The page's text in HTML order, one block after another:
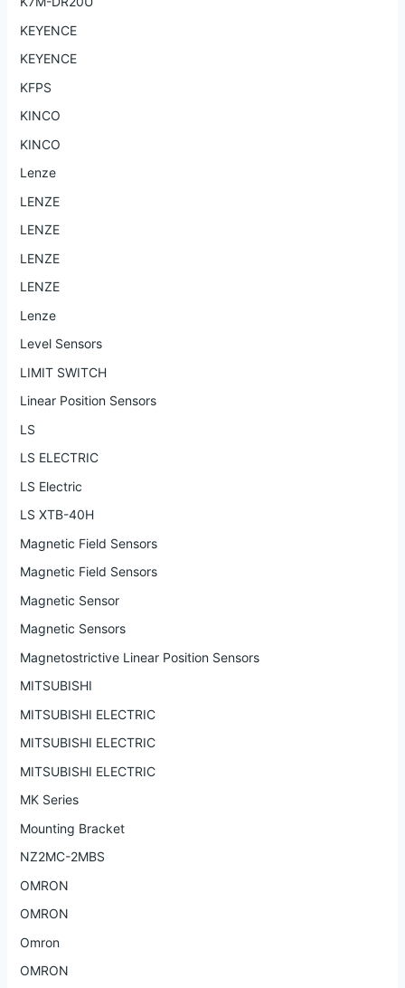
KEYENCE
KEYENCE
KFPS
KINCO
KINCO
Lenze
LENZE
LENZE
LENZE
LENZE
Lenze
Level Sensors
LIMIT SWITCH
Linear Position Sensors
LS
LS ELECTRIC
LS Electric
LS XTB-40H
Magnetic Field Sensors
Magnetic Field Sensors
Magnetic Sensor
Magnetic Sensors
Magnetostrictive Linear Position Sensors
MITSUBISHI
MITSUBISHI ELECTRIC
MITSUBISHI ELECTRIC
MITSUBISHI ELECTRIC
MK Series
Mounting Bracket
NZ2MC-2MBS
OMRON
OMRON
Omron
OMRON